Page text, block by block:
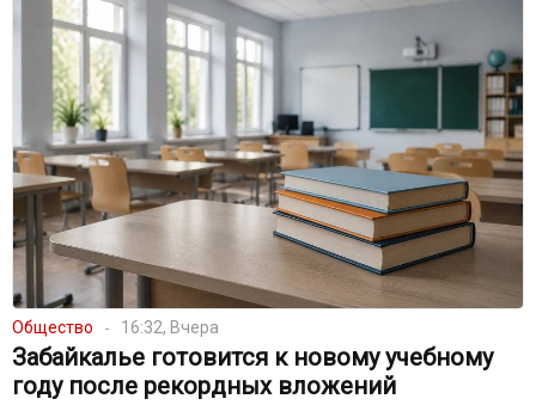
Общество 16:32, Вчера
Забайкалье готовится к новому учебному
году после рекордных вложений